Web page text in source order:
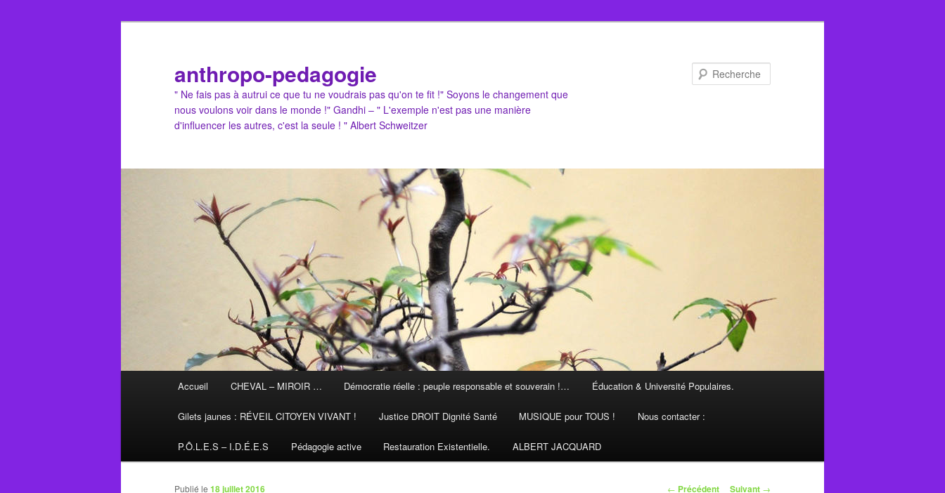
anthropo-pedagogie
" Ne fais pas à autrui ce que tu ne voudrais pas qu'on te fit !" Soyons le changement que
nous voulons voir dans le monde !" Gandhi – " L'exemple n'est pas une manière
d'influencer les autres, c'est la seule ! " Albert Schweitzer
Accueil CHEVAL – MIROIR … Démocratie réelle : peuple responsable et souverain !… Éducation & Université Populaires.
Gilets jaunes : RÉVEIL CITOYEN VIVANT ! Justice DROIT Dignité Santé MUSIQUE pour TOUS ! Nous contacter :
P.Ô.L.E.S – I.D.É.E.S Pédagogie active Restauration Existentielle. ALBERT JACQUARD
Navigation
← Précédent Suivant →
Publié le 18 juillet 2016